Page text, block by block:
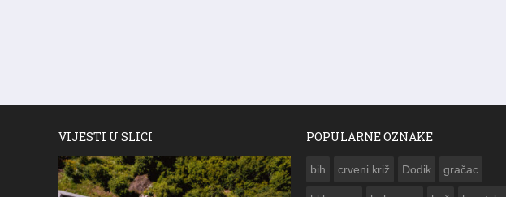
VIJESTI U SLICI POPULARNE OZNAKE
bih crveni križ Dodik gračac